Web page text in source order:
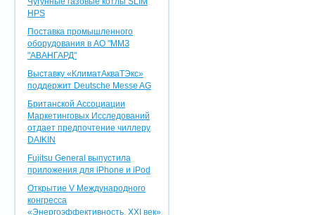
HPS
Поставка промышленного
оборудования в АО "ММЗ
"АВАНГАРД"
Выставку «КлиматАкваТЭкс»
поддержит Deutsche Messe AG
Британской Ассоциации
Маркетинговых Исследований
отдает предпочтение чиллеру
DAIKIN
Fujitsu General выпустила
приложения для iPhone и iPod
Открытие V Международного
конгресса
«Энергоэффективность. XXI век»